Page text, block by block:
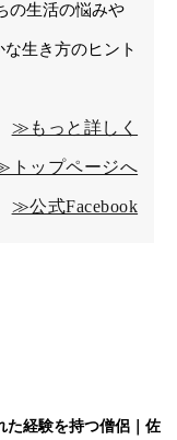
の生活の悩みや
生き方のヒント
≫もっと詳しく
トップページへ
≫公式Facebook
た経験を持つ僧侶｜佐